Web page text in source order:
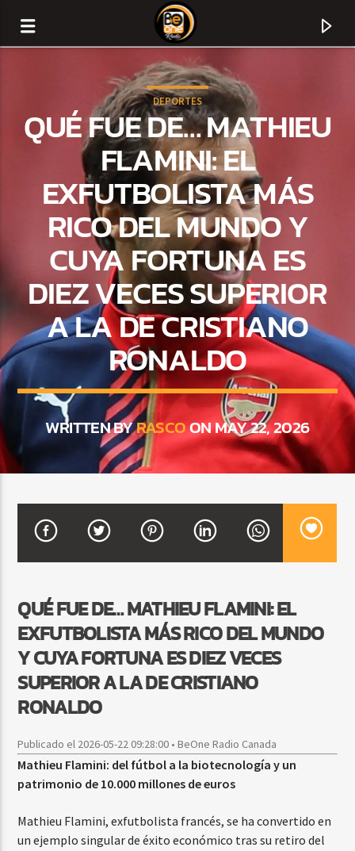
CURRENT TRACK
TITLE
ARTIST
CURRENT SHOW
DJ MIX
12:00 AM 2:00 AM
Beone Radio
DEPORTES
QUÉ FUE DE… MATHIEU
FLAMINI: EL
EXFUTBOLISTA MÁS
RICO DEL MUNDO Y
CUYA FORTUNA ES
DIEZ VECES SUPERIOR
A LA DE CRISTIANO
RONALDO
WRITTEN BYRASCOON MAY 22, 2026
QUÉ FUE DE… MATHIEU FLAMINI: EL
EXFUTBOLISTA MÁS RICO DEL MUNDO
Y CUYA FORTUNA ES DIEZ VECES
SUPERIOR A LA DE CRISTIANO
RONALDO
Publicado el 2026-05-22 09:28:00 • BeOne Radio Canada
Mathieu Flamini: del fútbol a la biotecnología y un
patrimonio de 10.000 millones de euros
Mathieu Flamini, exfutbolista francés, se ha convertido en
un ejemplo singular de éxito económico tras su retiro del